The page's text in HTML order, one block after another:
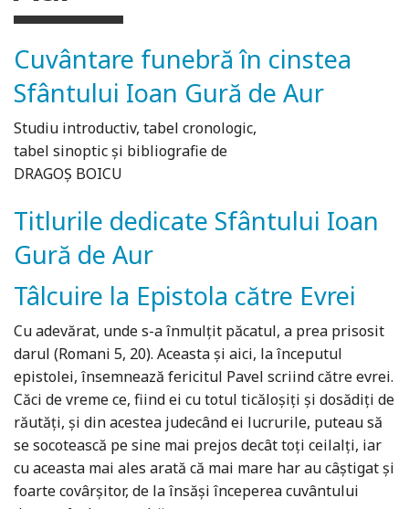
Cuvântare funebră în cinstea
Sfântului Ioan Gură de Aur
Studiu introductiv, tabel cronologic,
tabel sinoptic și bibliografie de
DRAGOȘ BOICU
Titlurile dedicate Sfântului Ioan
Gură de Aur
Tâlcuire la Epistola către Evrei
Cu adevărat, unde s-a înmulțit păcatul, a prea prisosit
darul (Romani 5, 20). Aceasta și aici, la începutul
epistolei, însemnează fericitul Pavel scriind către evrei.
Căci de vreme ce, fiind ei cu totul ticăloșiți și dosădiți de
răutăți, și din acestea judecând ei lucrurile, puteau să
se socotească pe sine mai prejos decât toți ceilalți, iar
cu aceasta mai ales arată că mai mare har au câștigat și
foarte covârșitor, de la însăși începerea cuvântului